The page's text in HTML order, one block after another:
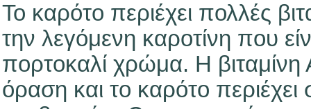
Το καρότο περιέχει πολλές
την λεγόμενη καροτίνη που
πορτοκαλί χρώμα. Η βιταμίνη
όραση και το καρότο